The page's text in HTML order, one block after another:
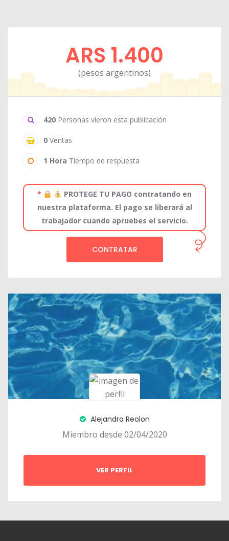
ARS 1.400
(pesos argentinos)
420 Personas vieron esta publicación
0 Ventas
1 Hora Tiempo de respuesta
*
PROTEGE TU PAGO contratando en
nuestra plataforma. El pago se liberará al
trabajador cuando apruebes el servicio.
CONTRATAR
Alejandra Reolon
Miembro desde 02/04/2020
VER PERFIL